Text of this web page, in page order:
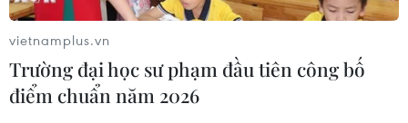
vietnamplus.vn
Trường đại học sư phạm đầu tiên công bố
điểm chuẩn năm 2026